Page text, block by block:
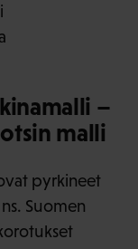
–
malli
pyrkineet
Suomen